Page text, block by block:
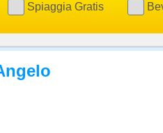
Spiaggia Gratis